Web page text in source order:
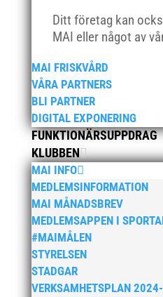
Ditt företag kan
MAI eller något av
MAI FRISKVÅRD
VÅRA PARTNERS
BLI PARTNER
DIGITAL EXPONERING
FUNKTIONÄRSUPPDRAG
KLUBBEN
MAI INFO
MEDLEMSINFORMATION
MAI MÅNADSBREV
MEDLEMSAPPEN I
#MAIMÅLEN
STYRELSEN
STADGAR
VERKSAMHETSPLAN
oktober 2019
augusti 2019
juli 2019
juni 2019
maj 2019
april 2019
mars 2019
februari 2019
januari 2019
december 2018
november 2018
oktober 2018